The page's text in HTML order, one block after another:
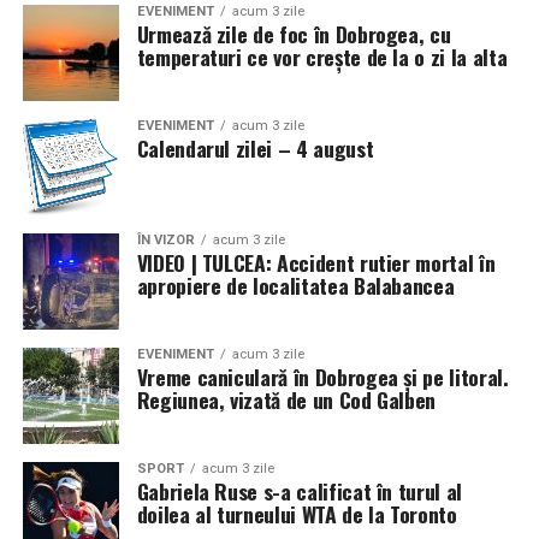
răspuns, Marea Britanie a declarat război Germaniei.
Statele Unite și-au proclamat neutralitatea
* Se marchează 110 ani (1916) de la semnarea, la
Bucureşti, a Tratatului de alianţă între România, de o
parte, şi Rusia, Franţa, Marea Britanie şi Italia, pe de altă
parte, pentru intrarea ţării noastre în război de partea
Antantei (în prima conflagraţie mondială). La
14/27.VIII.1916 România a declarat război Austro-
Ungariei, dată ce a marcat începutul războiul de
eliberare şi întregire naţională (1916-1919) (4/17)
* Acum 78 de ani (1948) a apărut Decretul-lege nr. 177
privind cultele religioase din România, prin care s-a
reiterat libertatea credinţei religioase şi a practicării
cultelor (cu excepţia celor interzise), dar s-a subliniat şi
obligaţia respectării întocmai a legilor statului. Printre
altele, se prevedea că niciun cult sau un reprezentant al
unui cult religios nu putea întreţine legături cu alte
EVENIMENT acum 3 zile
Urmează zile de foc în Dobrogea, cu
temperaturi ce vor crește de la o zi la alta
EVENIMENT acum 3 zile
Calendarul zilei – 4 august
ÎN VIZOR acum 3 zile
VIDEO | TULCEA: Accident rutier mortal în
apropiere de localitatea Balabancea
EVENIMENT acum 3 zile
Vreme caniculară în Dobrogea și pe litoral.
Regiunea, vizată de un Cod Galben
SPORT acum 3 zile
Gabriela Ruse s-a calificat în turul al
doilea al turneului WTA de la Toronto